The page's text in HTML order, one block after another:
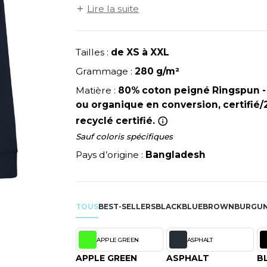
PYJAMA
RECYCLÉ
SAC SHOPPING
- BLANKS
NEW MORNING STUDIOS
P
PAREDES SEGURIDAD
PARKS
PEN DUICK
PROMODORO
Q
QUADRA
RESULT
RUSSELL ATHLETIC®
RUSSELL ATHLETIC®
à l'arrière en Single Jersey pour une
Lire la suite
Tailles : de XS à XXL
Grammage : 280 g/m²
Matière : 80% coton peigné Ringspun
ou organique en conversion, certifié/
recyclé certifié.
Sauf coloris spécifiques
Pays d’origine : Bangladesh
TOUSBEST-SELLERSBLACKBLUEBROWN
APPLE GREEN
APPLE GREEN
ASPHALT
ASPHALT